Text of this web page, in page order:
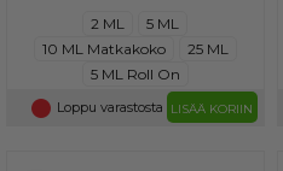
2 ML
5 ML
10 ML Matkakoko
25 ML
5 ML Roll On
Loppu varastosta LISÄÄ KORIIN